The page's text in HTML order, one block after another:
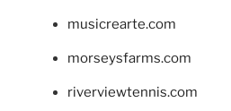
musicrearte.com
morseysfarms.com
riverviewtennis.com